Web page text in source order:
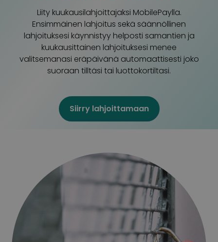
Liity kuukausilahjoittajaksi MobilePaylla.
Ensimmäinen lahjoitus sekä säännöllinen
lahjoituksesi käynnistyy helposti samantien ja
kuukausittainen lahjoituksesi menee
valitsemanasi eräpäivänä automaattisesti joko
suoraan tilltäsi tai luottokortiltasi.
Siirry lahjoittamaan